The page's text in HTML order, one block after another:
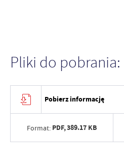
Pliki do pobrania:
Pobierz informację
Format: PDF,389.17 KB